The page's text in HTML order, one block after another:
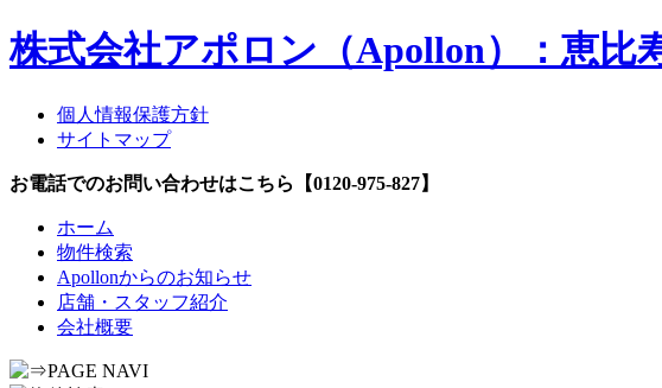
株式会社アポロン（Apollon）：恵比
個人情報保護方針
サイトマップ
お電話でのお問い合わせはこちら【0120-975-827】
ホーム
物件検索
Apollonからのお知らせ
店舗・スタッフ紹介
会社概要